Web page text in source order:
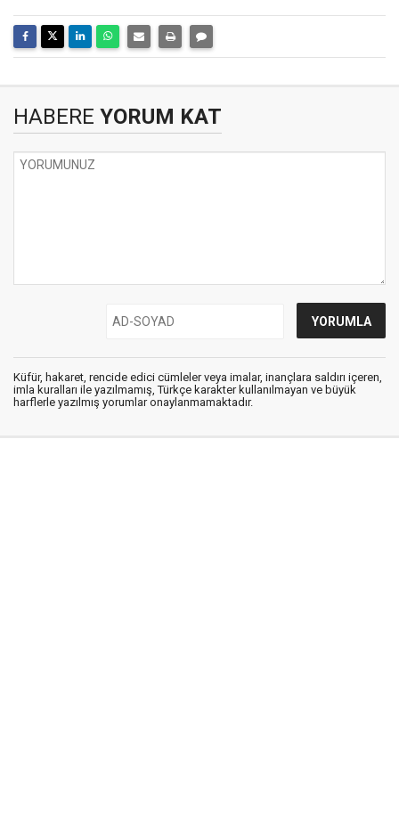
HABERE YORUM KAT
Küfür, hakaret, rencide edici cümleler veya imalar, inançlara saldırı içeren,
imla kuralları ile yazılmamış, Türkçe karakter kullanılmayan ve büyük
harflerle yazılmış yorumlar onaylanmamaktadır.